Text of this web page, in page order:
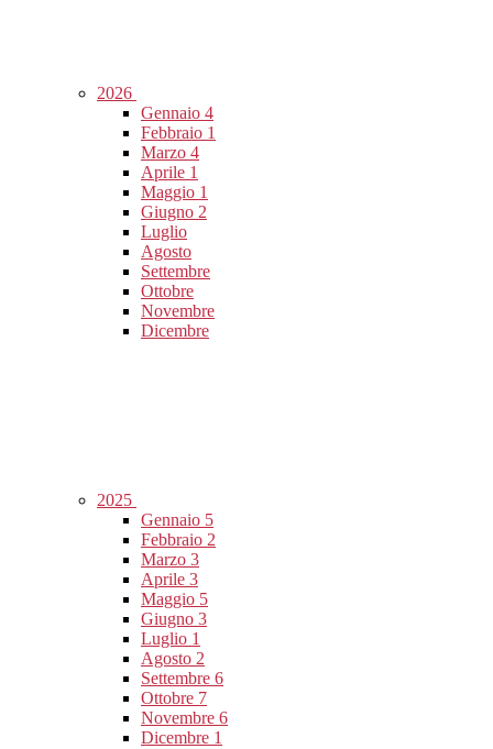
2026
Gennaio 4
Febbraio 1
Marzo 4
Aprile 1
Maggio 1
Giugno 2
Luglio
Agosto
Settembre
Ottobre
Novembre
Dicembre
2025
Gennaio 5
Febbraio 2
Marzo 3
Aprile 3
Maggio 5
Giugno 3
Luglio 1
Agosto 2
Settembre 6
Ottobre 7
Novembre 6
Dicembre 1